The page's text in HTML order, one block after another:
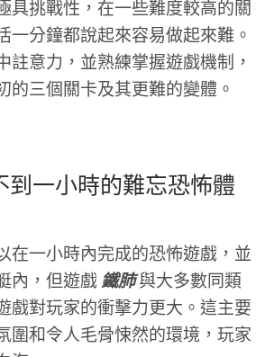
具挑戰性，在一些難度較高的關
一分鐘都說起來容易做起來難。
註意力，並熟練掌握遊戲機制，
的三個關卡及其更難的變體。
到一小時的難忘恐怖體
在一小時內完成的恐怖遊戲，並
內，但遊戲 鐵肺與大多數同類
戲對玩家的衝擊力更大。這主要
圍和令人毛骨悚然的環境，玩家